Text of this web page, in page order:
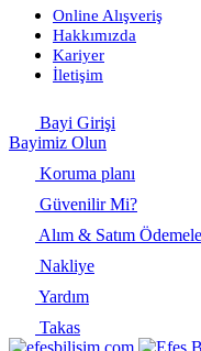
Online Alışveriş
Hakkımızda
Kariyer
İletişim
Bayi Girişi
Bayimiz Olun
Koruma planı
Güvenilir Mi?
Alım & Satım
Nakliye
Yardım
Takas